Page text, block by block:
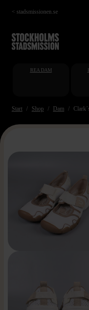
Hoppa
till
< stadsmissionen.se
REA DAM
Start Shop Dam